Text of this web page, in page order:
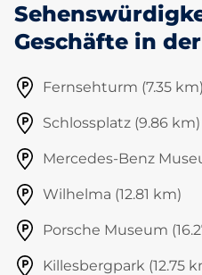
Geschäfte in
Fernsehturm (7.35 km)
Schlossplatz (9.86 km)
Mercedes-Benz
Wilhelma (12.81 km)
Porsche Museum
Killesbergpark (12.75